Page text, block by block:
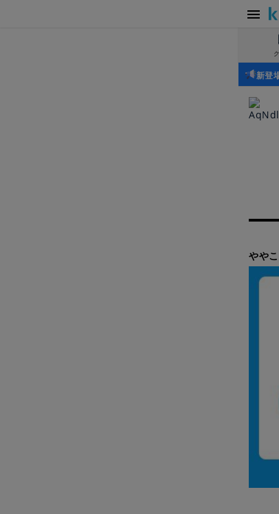
新登
やや